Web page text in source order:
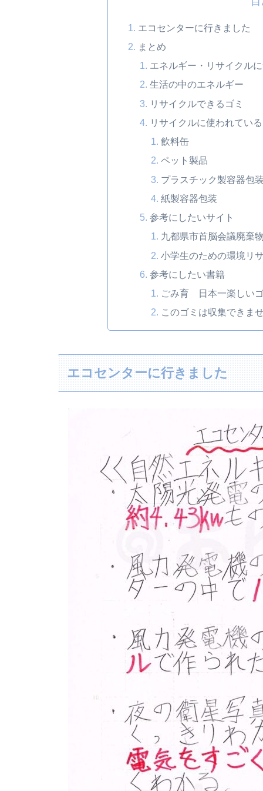
エコセンターに行きました
まとめ
エネルギー・リサイクル
生活の中のエネルギー
リサイクルできるゴミ
リサイクルに使われてい
飲料缶
ペット製品
プラスチック製容器包
紙製容器包装
参考にしたいサイト
九都県市首脳会議廃棄
小学生のための環境リ
参考にしたい書籍
ごみ育 日本一楽しい
このゴミは収集できま
エコセンターに行きました